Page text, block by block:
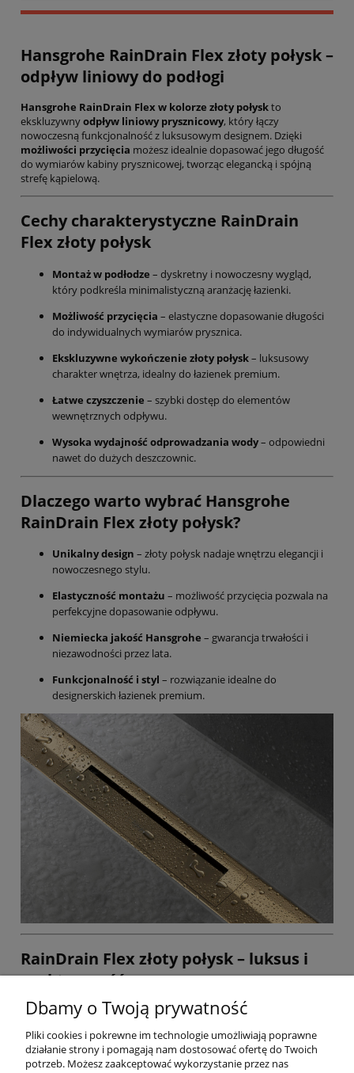
Hansgrohe RainDrain Flex złoty połysk –
odpływ liniowy do podłogi
Hansgrohe RainDrain Flex w kolorze złoty połyskto
ekskluzywnyodpływ liniowy prysznicowy, który łączy
nowoczesną funkcjonalność z luksusowym designem. Dzięki
możliwości przycięcia możesz idealnie dopasować jego długość
do wymiarów kabiny prysznicowej, tworząc elegancką i spójną
strefę kąpielową.
Cechy charakterystyczne RainDrain
Flex złoty połysk
Montaż w podłodze – dyskretny i nowoczesny wygląd,
który podkreśla minimalistyczną aranżację łazienki.
Możliwość przycięcia – elastyczne dopasowanie długości
do indywidualnych wymiarów prysznica.
Ekskluzywne wykończenie złoty połysk– luksusowy
charakter wnętrza, idealny do łazienek premium.
Łatwe czyszczenie – szybki dostęp do elementów
wewnętrznych odpływu.
Wysoka wydajność odprowadzania wody– odpowiedni
nawet do dużych deszczownic.
Dlaczego warto wybrać Hansgrohe
RainDrain Flex złoty połysk?
Unikalny design – złoty połysk nadaje wnętrzu elegancji i
nowoczesnego stylu.
Elastyczność montażu – możliwość przycięcia pozwala na
perfekcyjne dopasowanie odpływu.
Niemiecka jakość Hansgrohe – gwarancja trwałości i
niezawodności przez lata.
Funkcjonalność i styl – rozwiązanie idealne do
designerskich łazienek premium.
RainDrain Flex złoty połysk – luksus i
praktyczność
Hansgrohe RainDrain Flex złoty połyskto odpływ liniowy, który
nadaje łaziencewyjątkowego charakteru. To połączenie
minimalistycznej formy, elastyczności montażu i
luksusowego wykończenia, które podkreśli nowoczesny styl
Dbamy o Twoją prywatność
Pliki cookies i pokrewne im technologie umożliwiają poprawne
działanie strony i pomagają nam dostosować ofertę do Twoich
potrzeb. Możesz zaakceptować wykorzystanie przez nas